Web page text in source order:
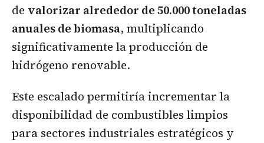
de valorizar alrededor de 50.000 toneladas
anuales de biomasa, multiplicando
significativamente la producción de
hidrógeno renovable.
Este escalado permitiría incrementar la
disponibilidad de combustibles limpios
para sectores industriales estratégicos y